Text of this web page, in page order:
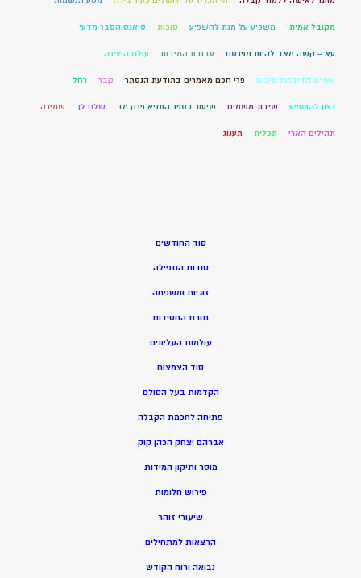
מקובל אמיתי משפיע על מנת להשפיע סוכות סיאנס הסבר מדעי
עא – קשה מאד להיות מפרסם עבודת המידות עולם היצירה
עשרת הדיברות סיכום פרי חכם מאמרים בתודעת הנסתר קבר רחל
רצון להשפיע שידוך משמים שיעור בספר התניא פרק מד שלח לך שמירה
תהילים הארי תכלית תענוג
סוד החודשים
סודות התפילה
זוגיות ומשפחה
תורת החסידות
עולמות העליונים
סוד הצמצום
הקדמות בעל הסולם
פתיחה לחכמת הקבלה
אברהם יצחק הכהן קוק
מוסר ותיקון המידות
פירוש חלומות
שיעורי זוהר
הרצאות למתחילים
נבואה ורוח הקודש